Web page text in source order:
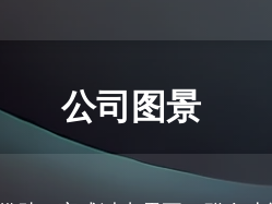
公司图景